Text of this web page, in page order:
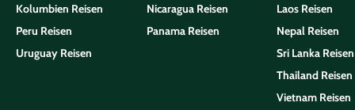
Kolumbien Reisen
Peru Reisen
Uruguay Reisen
Nicaragua Reisen
Panama Reisen
Laos Reisen
Nepal Reisen
Sri Lanka Reisen
Thailand Reisen
Vietnam Reisen